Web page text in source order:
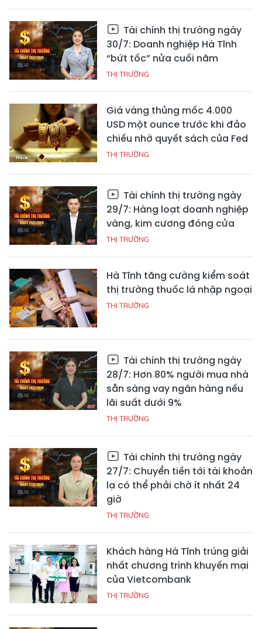
Tài chính thị trường ngày
30/7: Doanh nghiệp Hà Tĩnh
“bứt tốc” nửa cuối năm
THỊ TRƯỜNG
Giá vàng thủng mốc 4.000
USD một ounce trước khi đảo
chiều nhờ quyết sách của Fed
THỊ TRƯỜNG
Tài chính thị trường ngày
29/7: Hàng loạt doanh nghiệp
vàng, kim cương đóng cửa
THỊ TRƯỜNG
Hà Tĩnh tăng cường kiểm soát
thị trường thuốc lá nhập ngoại
THỊ TRƯỜNG
Tài chính thị trường ngày
28/7: Hơn 80% người mua nhà
sẵn sàng vay ngân hàng nếu
lãi suất dưới 9%
THỊ TRƯỜNG
Tài chính thị trường ngày
27/7: Chuyển tiền tới tài khoản
lạ có thể phải chờ ít nhất 24
giờ
THỊ TRƯỜNG
Khách hàng Hà Tĩnh trúng giải
nhất chương trình khuyến mại
của Vietcombank
THỊ TRƯỜNG